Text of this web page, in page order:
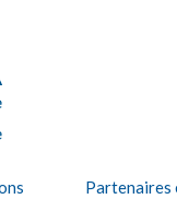
Partenaires